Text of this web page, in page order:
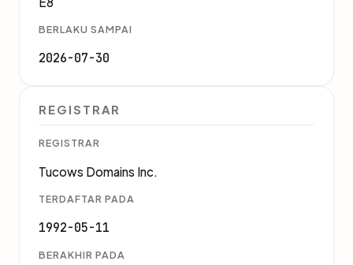
BERLAKU SAMPAI
2026-07-30
REGISTRAR
REGISTRAR
Tucows Domains Inc.
TERDAFTAR PADA
1992-05-11
BERAKHIR PADA